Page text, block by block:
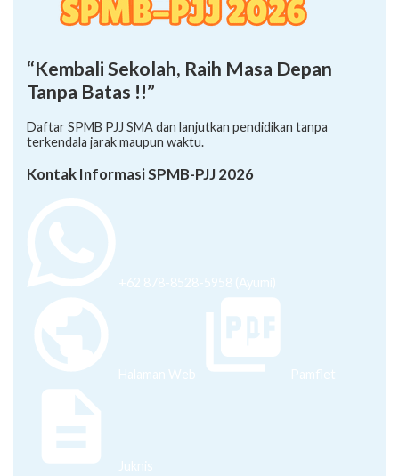
“Kembali Sekolah, Raih Masa Depan
Tanpa Batas !!”
Daftar SPMB PJJ SMA dan lanjutkan pendidikan tanpa
terkendala jarak maupun waktu.
Kontak Informasi SPMB-PJJ 2026
+62 878-8528-5958 (Ayumi)
Halaman Web Pamflet
Juknis